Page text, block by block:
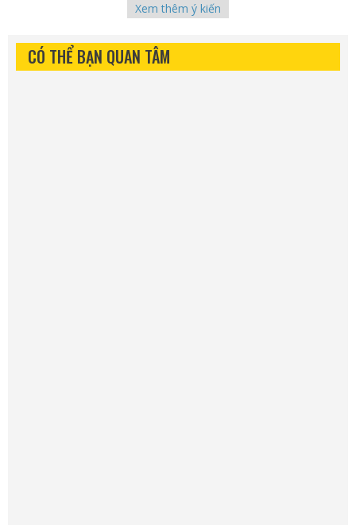
Xem thêm ý kiến
CÓ THỂ BẠN QUAN TÂM